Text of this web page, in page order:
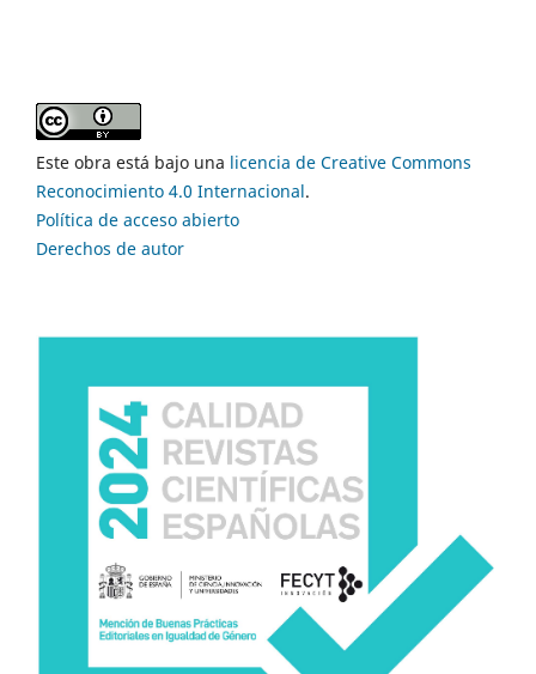
Este obra está bajo una licencia de Creative Commons
Reconocimiento 4.0 Internacional.
Política de acceso abierto
Derechos de autor